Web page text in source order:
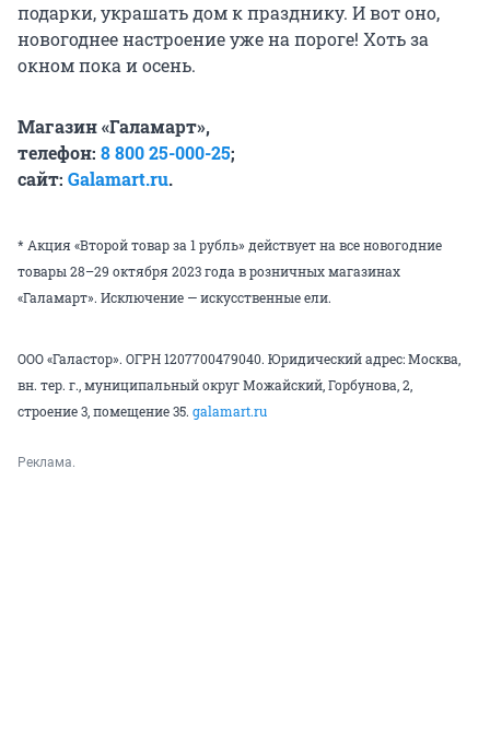
подарки, украшать дом к празднику. И вот оно,
новогоднее настроение уже на пороге! Хоть за
окном пока и осень.
Магазин «Галамарт»,
телефон: 8 800 25-000-25;
сайт: Galamart.ru.
* Акция «Второй товар за 1 рубль» действует на все новогодние
товары 28–29 октября 2023 года в розничных магазинах
«Галамарт». Исключение — искусственные ели.
ООО «Галастор». ОГРН 1207700479040. Юридический адрес: Москва,
вн. тер. г., муниципальный округ Можайский, Горбунова, 2,
строение 3, помещение 35. galamart.ru
Реклама.